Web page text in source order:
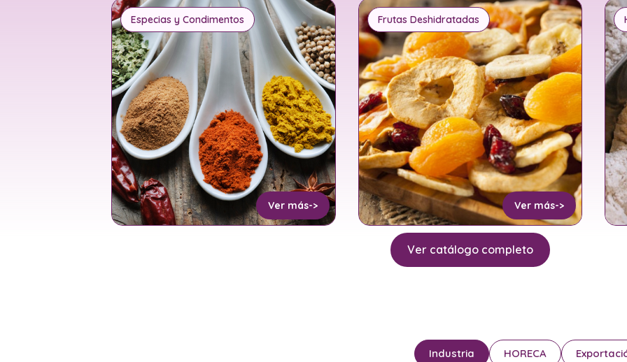
Especias y Condimentos
Ver más->
Frutas Deshidratadas
Ver más->
Ver catálogo completo
Industria HORECA